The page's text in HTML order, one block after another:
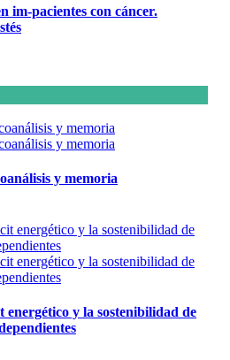
im-pacientes con cáncer.
y memoria
energético y la sostenibilidad de